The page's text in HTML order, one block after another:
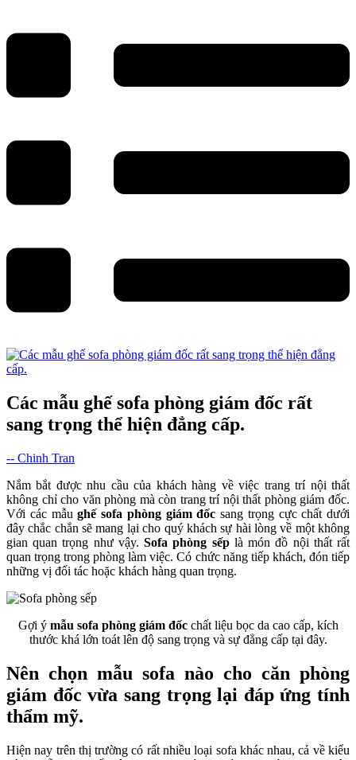
Các mẫu ghế sofa phòng giám đốc rất
sang trọng thể hiện đẳng cấp.
-- Chinh Tran
Nắm bắt được nhu cầu của khách hàng về việc trang trí nội thất
không chỉ cho văn phòng mà còn trang trí nội thất phòng giám đốc.
Với các mẫughế sofa phòng giám đốc sang trọng cực chất dưới
đây chắc chắn sẽ mang lại cho quý khách sự hài lòng về một không
gian quan trọng như vậy.Sofa phòng sếplà món đồ nội thất rất
quan trọng trong phòng làm việc. Có chức năng tiếp khách, đón tiếp
những vị đối tác hoặc khách hàng quan trọng.
Gợi ý mẫu sofa phòng giám đốcchất liệu bọc da cao cấp, kích
thước khá lớn toát lên độ sang trọng và sự đẳng cấp tại đây.
Nên chọn mẫu sofa nào cho căn phòng
giám đốc vừa sang trọng lại đáp ứng tính
thẩm mỹ.
Hiện nay trên thị trường có rất nhiều loại sofa khác nhau, cả về kiểu